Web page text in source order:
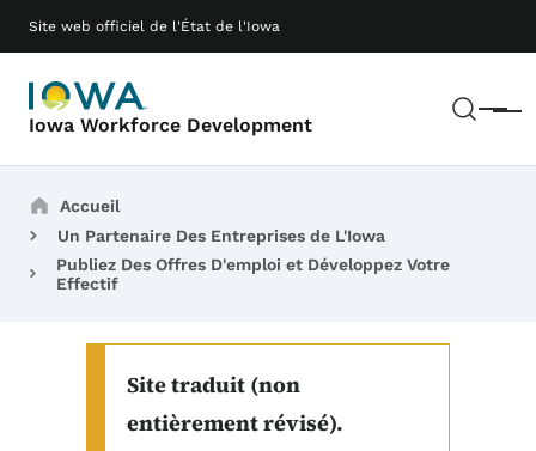
Passer au contenu principal
Site web officiel de l'État de l'Iowa
Iowa Workforce Development Menu
Main navigation
Breadcrumbs
Accueil
Un Partenaire Des Entreprises de L'Iowa
Publiez Des Offres D'emploi et Développez Votre
Effectif
Site traduit (non
entièrement révisé).